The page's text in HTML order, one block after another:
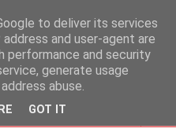
to deliver its services
and user-agent are
performance and security
generate usage
abuse.
GOT IT